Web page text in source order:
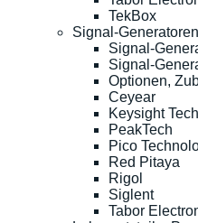
TekBox
Signal-Generatoren
Signal-
Signal-
Optionen,
Ceyear
Keysight
PeakTech
Pico
Red Pitaya
Rigol
Siglent
Tabor